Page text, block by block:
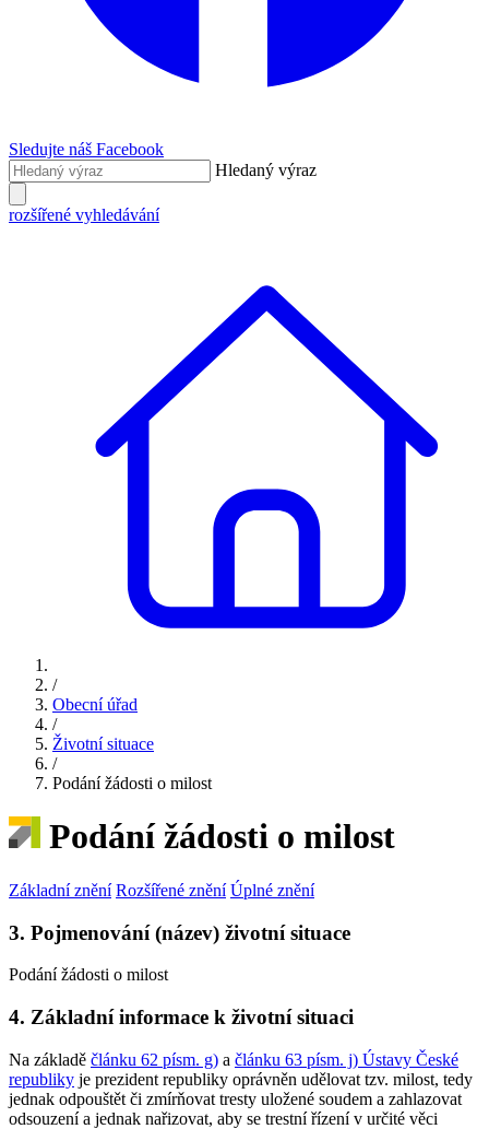
Sledujte náš Facebook
Hledaný výraz
rozšířené vyhledávání
/
Obecní úřad
/
Životní situace
/
Podání žádosti o milost
Podání žádosti o milost
Základní znění Rozšířené znění Úplné znění
3. Pojmenování (název) životní situace
Podání žádosti o milost
4. Základní informace k životní situaci
Na základě článku 62 písm. g) a článku 63 písm. j) Ústavy České
republiky je prezident republiky oprávněn udělovat tzv. milost, tedy
jednak odpouštět či zmírňovat tresty uložené soudem a zahlazovat
odsouzení a jednak nařizovat, aby se trestní řízení v určité věci